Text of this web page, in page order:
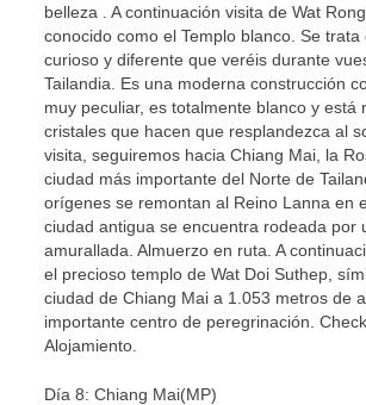
belleza . A continuación visita de Wat
conocido como el Templo blanco. Se
curioso y diferente que veréis durante
Tailandia. Es una moderna construcción
muy peculiar, es totalmente blanco y está
cristales que hacen que resplandezca al
visita, seguiremos hacia Chiang Mai, la
ciudad más importante del Norte de
orígenes se remontan al Reino Lanna en
ciudad antigua se encuentra rodeada por
amurallada. Almuerzo en ruta. A
el precioso templo de Wat Doi Suthep,
ciudad de Chiang Mai a 1.053 metros de
importante centro de peregrinación.
Alojamiento.
Día 8: Chiang Mai(MP)